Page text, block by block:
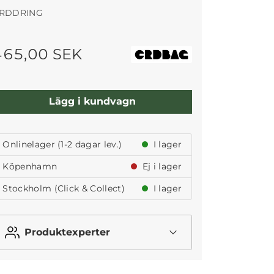
SEK
Lägg i kundvagn
Onlinelager (1-2 dagar lev.)
I lager
Köpenhamn
Ej i lager
Stockholm (Click & Collect)
I lager
Produktexperter